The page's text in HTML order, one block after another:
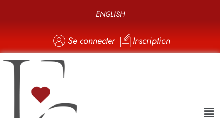
ENGLISH
Se connecter Inscription